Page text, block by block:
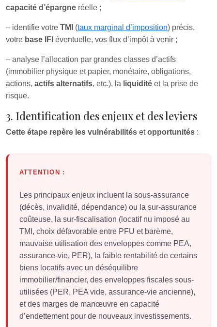
capacité d’épargne réelle ;
– identifie votre TMI (taux marginal d’imposition) précis,
votre base IFI éventuelle, vos flux d’impôt à venir ;
– analyse l’allocation par grandes classes d’actifs
(immobilier physique et papier, monétaire, obligations,
actions, actifs alternatifs, etc.), la liquidité et la prise de
risque.
3. Identification des enjeux et des leviers
Cette étape repère les vulnérabilités etopportunités :
ATTENTION :
Les principaux enjeux incluent la sous-assurance
(décès, invalidité, dépendance) ou la sur-assurance
coûteuse, la sur-fiscalisation (locatif nu imposé au
TMI, choix défavorable entre PFU et barème,
mauvaise utilisation des enveloppes comme PEA,
assurance-vie, PER), la faible rentabilité de certains
biens locatifs avec un déséquilibre
immobilier/financier, des enveloppes fiscales sous-
utilisées (PER, PEA vide, assurance-vie ancienne),
et des marges de manœuvre en capacité
d’endettement pour de nouveaux investissements.